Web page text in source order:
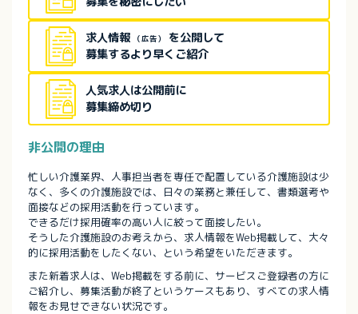
求人情報 （広告）
を公開して
募集するより早くご紹介
人気求人は公開前に
募集締め切り
非公開の理由
忙しい介護業界、人事担当者を専任で配置している介護施設は少
なく、多くの介護施設では、日々の業務と兼任して、書類選考や
面接などの採用活動を行っています。
できるだけ採用確率の高い人に絞って面接したい。
そうした介護施設のお考えから、求人情報をWeb掲載して、大々
的に採用活動をしたくない、という希望をいただきます。
また新着求人は、Web掲載をする前に、サービスご登録者の方に
ご紹介し、募集活動が終了というケースもあり、すべての求人情
報をお見せできない状況です。